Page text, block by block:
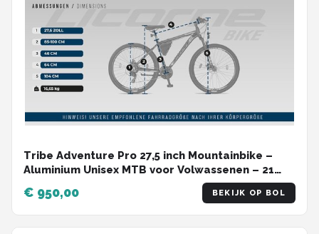
Tribe Adventure Pro 27,5 inch Mountainbike –
Aluminium Unisex MTB voor Volwassenen – 21
Shimano Versnellingen – Dubbele Schijfremmen
– Verende Voorvork – Offroad & Stadsfiets –
Compleet met Verlichting, Frametas &
Gereedschap – Zwart/Wit
€ 950,00 BEKIJK OP BOL